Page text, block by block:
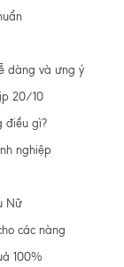
dàng và ưng ý
20/10
điều gì?
nghiệp
Nữ
các nàng
100%